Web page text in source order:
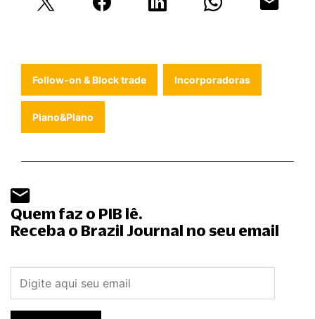
Follow-on & Block trade Incorporadoras
Plano&Plano
Quem faz o PIB lê.
Receba o Brazil Journal no seu email